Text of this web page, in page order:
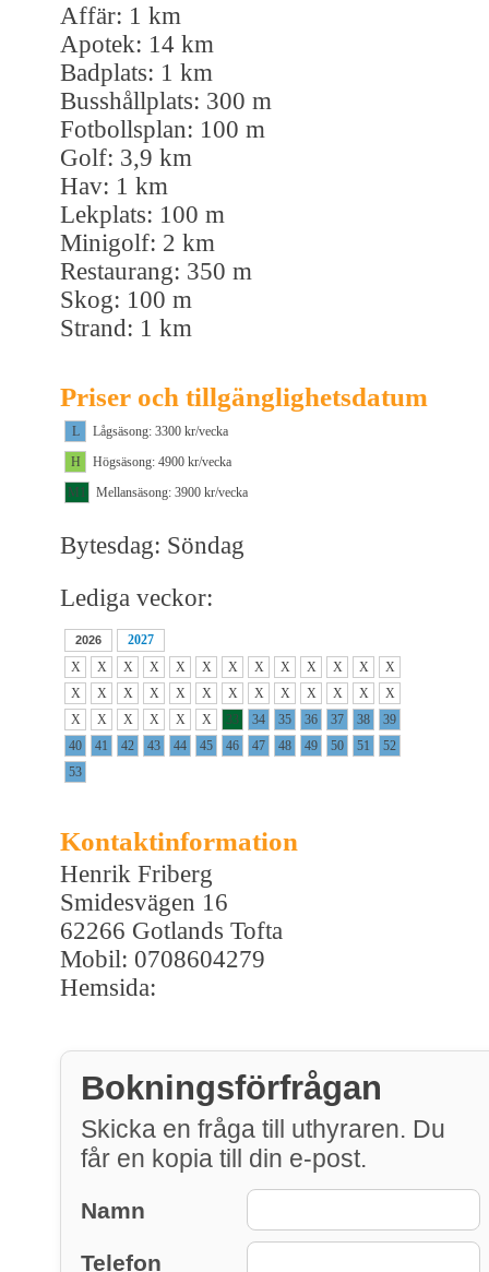
Affär: 1 km
Apotek: 14 km
Badplats: 1 km
Busshållplats: 300 m
Fotbollsplan: 100 m
Golf: 3,9 km
Hav: 1 km
Lekplats: 100 m
Minigolf: 2 km
Restaurang: 350 m
Skog: 100 m
Strand: 1 km
Priser och tillgänglighetsdatum
L
Lågsäsong: 3300 kr/vecka
H
Högsäsong: 4900 kr/vecka
M1
Mellansäsong: 3900 kr/vecka
Bytesdag: Söndag
Lediga veckor:
2026
2027
X
X X X X X X X X X X X
X
X
X X X X X X X X X X X
X
X
X X X X X 33 34 35 36 37 38
39
40
41 42 43 44 45 46 47 48 49 50 51
52
53
Kontaktinformation
Henrik Friberg
Smidesvägen 16
62266 Gotlands Tofta
Mobil: 0708604279
Hemsida:
Bokningsförfrågan
Skicka en fråga till uthyraren. Du
får en kopia till din e-post.
Namn
Telefon